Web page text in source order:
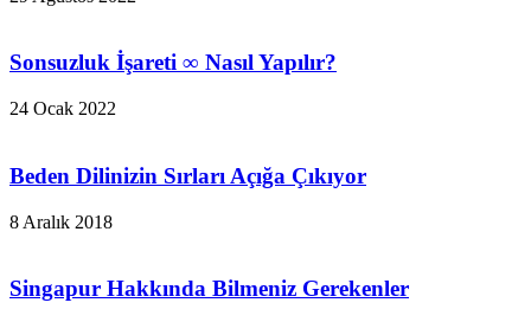
Sonsuzluk İşareti ∞ Nasıl Yapılır?
24 Ocak 2022
Beden Dilinizin Sırları Açığa Çıkıyor
8 Aralık 2018
Singapur Hakkında Bilmeniz Gerekenler